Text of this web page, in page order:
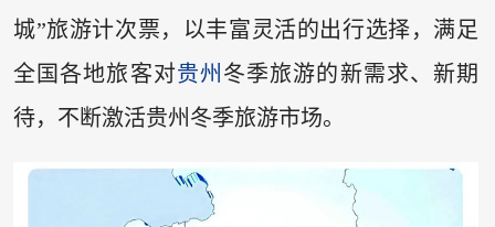
城”旅游计次票，以丰富灵活的出行选择，满足
全国各地旅客对贵州 冬季旅游的新需求、新期
待，不断激活贵州冬季旅游市场。